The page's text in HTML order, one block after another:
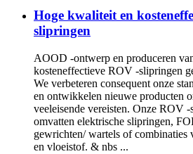
Hoge kwaliteit en
slipringen
AOOD -ontwerp en produceren
kosteneffectieve ROV -slipringen
We verbeteren consequent onze
en ontwikkelen nieuwe producten
veeleisende vereisten. Onze ROV
omvatten elektrische slipringen,
gewrichten/ wartels of combinaties
en vloeistof. & nbs ...